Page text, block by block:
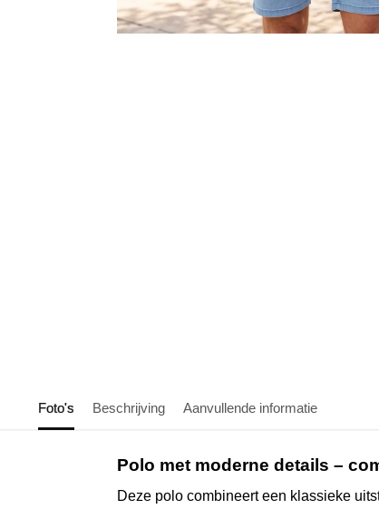
Foto's Beschrijving Aanvullende informatie
Polo met moderne details –
Deze polo combineert een klassieke